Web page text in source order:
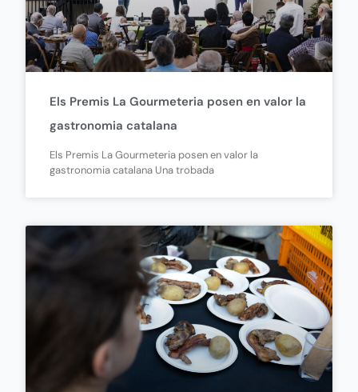
Els Premis La Gourmeteria posen en valor la
gastronomia catalana
Els Premis La Gourmeteria posen en valor la
gastronomia catalana Una trobada